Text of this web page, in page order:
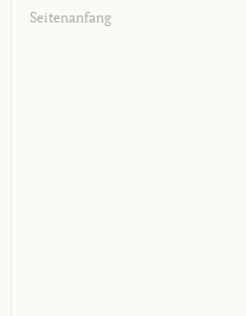
Seitenanfang